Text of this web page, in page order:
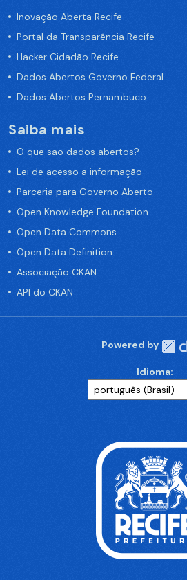
Inovação Aberta Recife
Portal da Transparência Recife
Hacker Cidadão Recife
Dados Abertos Governo Federal
Dados Abertos Pernambuco
Saiba mais
O que são dados abertos?
Lei de acesso a informação
Parceria para Governo Aberto
Open Knowledge Foundation
Open Data Commons
Open Data Definition
Associação CKAN
API do CKAN
Powered by
Idioma